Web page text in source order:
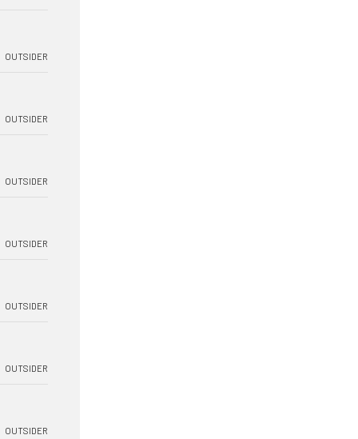
OUTSIDER
OUTSIDER
OUTSIDER
OUTSIDER
OUTSIDER
OUTSIDER
OUTSIDER